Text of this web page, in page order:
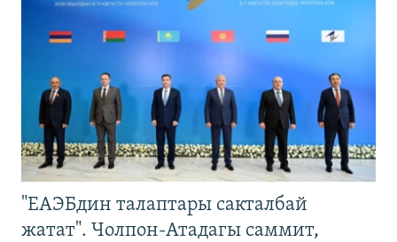
"ЕАЭБдин талаптары сакталбай
жатат". Чолпон-Атадагы саммит,